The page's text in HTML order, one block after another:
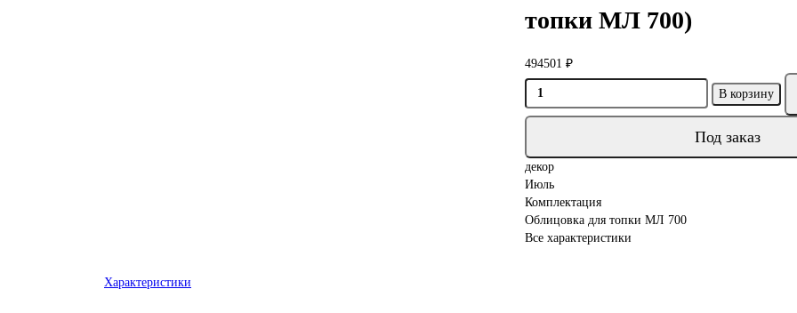
топки МЛ 700)
494501 ₽
В корзину
Под заказ
декор
Июль
Комплектация
Облицовка для топки МЛ 700
Все характеристики
Характеристики